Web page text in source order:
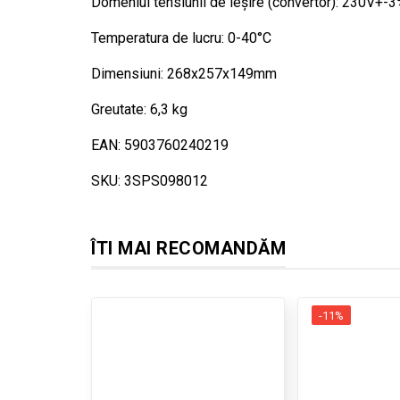
Temperatura de lucru: 0-40°C
Dimensiuni: 268x257x149mm
Greutate: 6,3 kg
EAN: 5903760240219
SKU: 3SPS098012
ÎTI MAI RECOMANDĂM
-11%